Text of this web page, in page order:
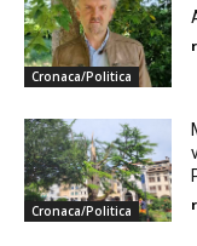
Cronaca/Politica
Cronaca/Politica